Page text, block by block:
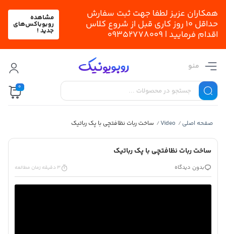
همکاران عزیز لطفا جهت ثبت سفارش
حداقل 10 روز کاری قبل از شروع کلاس
اقدام فرمایید | 09352778009
مشاهده
روبوباکس‌های
جدید !
منو
0
صفحه اصلی /
Video
/ ساخت ربات نظافتچی با پک رباتیک
ساخت ربات نظافتچی با پک رباتیک
بدون دیدگاه 3 دقیقه زمان مطالعه